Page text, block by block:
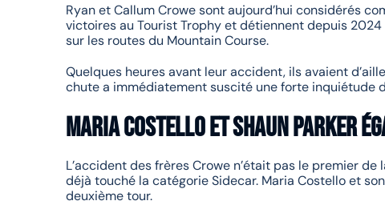
Ryan et Callum Crowe sont aujourd’hui considérés
victoires au Tourist Trophy et détiennent depuis
sur les routes du Mountain Course.
Quelques heures avant leur accident, ils avaient
chute a immédiatement suscité une forte inquiétude
Maria Costello et Shaun Parker
L’accident des frères Crowe n’était pas le premier
déjà touché la catégorie Sidecar. Maria Costello et
deuxième tour.